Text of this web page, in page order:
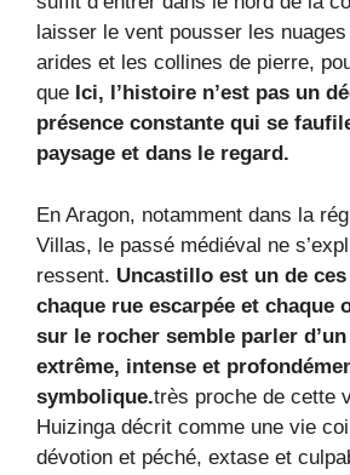
laisser le vent pousser les
arides et les collines de pierre,
que Ici, l’histoire n’est pas un
présence constante qui se
paysage et dans le regard.
En Aragon, notamment dans la
Villas, le passé médiéval ne
ressent. Uncastillo est un de
chaque rue escarpée et chaque
sur le rocher semble parler
extrême, intense et
symbolique.très proche de cette
Huizinga décrit comme une vie
dévotion et péché, extase et